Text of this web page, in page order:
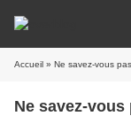
Accueil » Ne savez-vous
Ne savez-